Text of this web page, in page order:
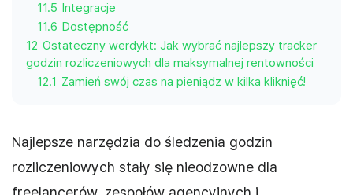
11.5 Integracje
11.6 Dostępność
12 Ostateczny werdykt: Jak wybrać najlepszy tracker
godzin rozliczeniowych dla maksymalnej rentowności
12.1 Zamień swój czas na pieniądz w kilka kliknięć!
Najlepsze narzędzia do śledzenia godzin
rozliczeniowych stały się nieodzowne dla